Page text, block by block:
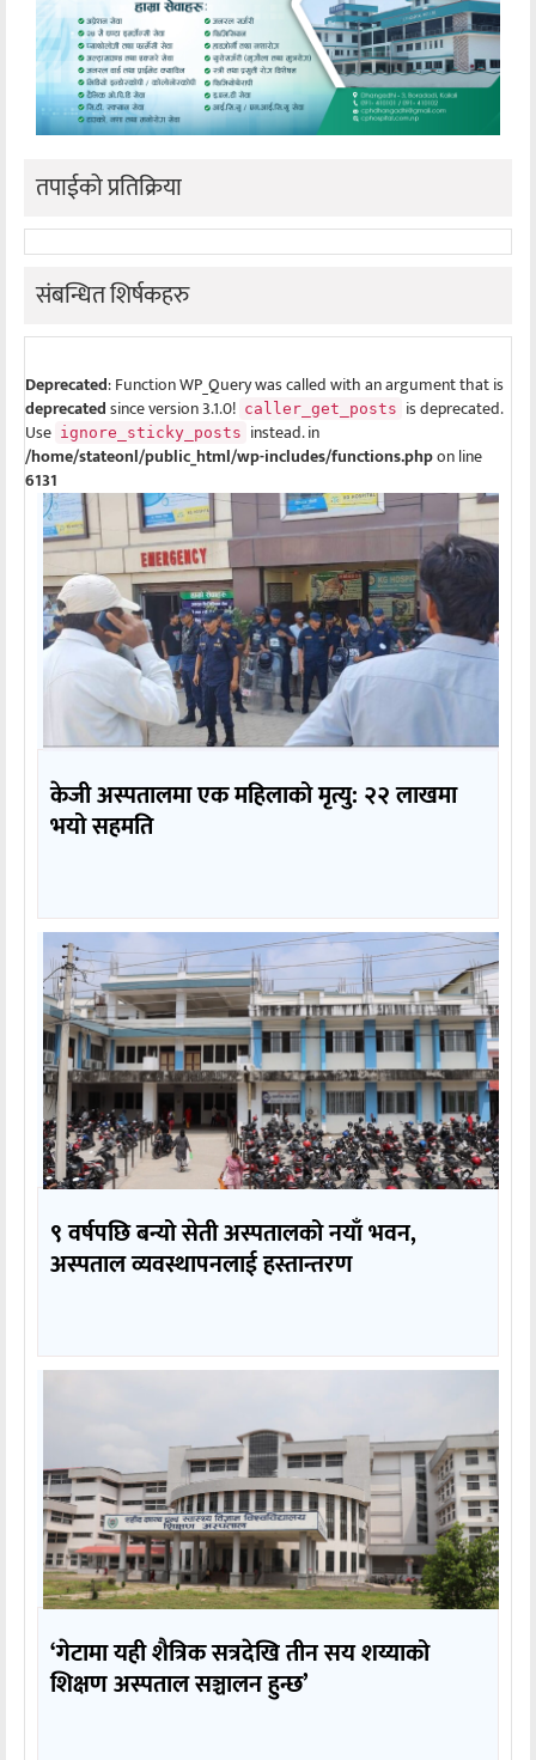
तपाईको प्रतिक्रिया
संबन्धित शिर्षकहरु
Deprecated: Function WP_Query was called with an argument that is
deprecatedsince version 3.1.0! caller_get_posts is deprecated.
Use ignore_sticky_posts instead. in
/home/stateonl/public_html/wp-includes/functions.phpon line
6131
केजी अस्पतालमा एक महिलाको मृत्यु: २२ लाखमा
भयो सहमति
९ वर्षपछि बन्यो सेती अस्पतालको नयाँ भवन,
अस्पताल व्यवस्थापनलाई हस्तान्तरण
‘गेटामा यही शैत्रिक सत्रदेखि तीन सय शय्याको
शिक्षण अस्पताल सञ्चालन हुन्छ’